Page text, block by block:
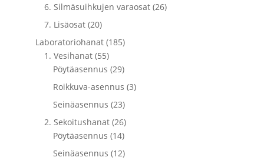
6. Silmäsuihkujen varaosat (26)
7. Lisäosat (20)
Laboratoriohanat (185)
1. Vesihanat (55)
Pöytäasennus (29)
Roikkuva-asennus (3)
Seinäasennus (23)
2. Sekoitushanat (26)
Pöytäasennus (14)
Seinäasennus (12)